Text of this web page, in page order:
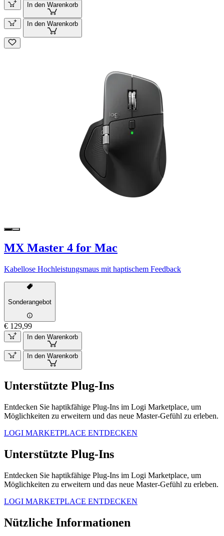
In den Warenkorb
In den Warenkorb
MX Master 4 for Mac
Kabellose Hochleistungsmaus mit haptischem Feedback
Sonderangebot
€ 129,99
In den Warenkorb
In den Warenkorb
Unterstützte Plug-Ins
Entdecken Sie haptikfähige Plug-Ins im Logi Marketplace, um
Möglichkeiten zu erweitern und das neue Master-Gefühl zu erleben.
LOGI MARKETPLACE ENTDECKEN
Unterstützte Plug-Ins
Entdecken Sie haptikfähige Plug-Ins im Logi Marketplace, um
Möglichkeiten zu erweitern und das neue Master-Gefühl zu erleben.
LOGI MARKETPLACE ENTDECKEN
Nützliche Informationen